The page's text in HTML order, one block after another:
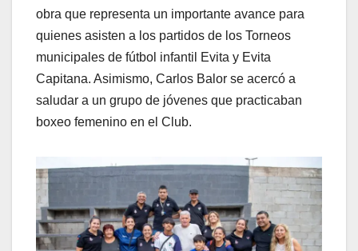
obra que representa un importante avance para
quienes asisten a los partidos de los Torneos
municipales de fútbol infantil Evita y Evita
Capitana. Asimismo, Carlos Balor se acercó a
saludar a un grupo de jóvenes que practicaban
boxeo femenino en el Club.